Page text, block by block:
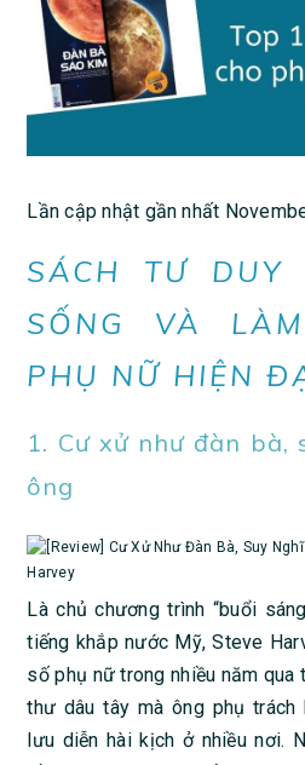
Lần cập nhật gần nhất
SÁCH TƯ DUY
SỐNG VÀ
PHỤ NỮ HIỆN
1. Cư xử như đàn bà,
ông
Là chủ chương trình “buổi
tiếng khắp nước Mỹ, Steve
số phụ nữ trong nhiều năm qua
thư dâu tây mà ông phụ trách
lưu diễn hài kịch ở nhiều nơi.